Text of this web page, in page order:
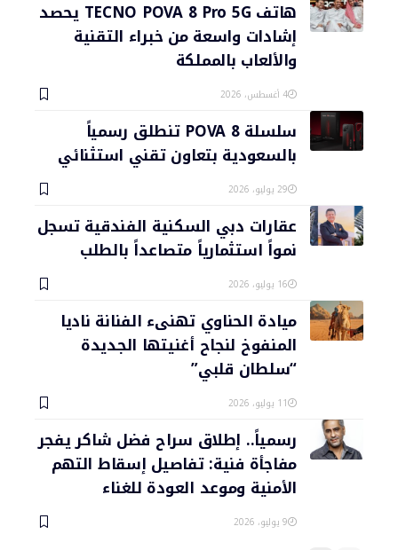
هاتف TECNO POVA 8 Pro 5G يحصد
إشادات واسعة من خبراء التقنية
والألعاب بالمملكة
4 أغسطس، 2026
سلسلة POVA 8 تنطلق رسمياً
بالسعودية بتعاون تقني استثنائي
29 يوليو، 2026
عقارات دبي السكنية الفندقية تسجل
نمواً استثمارياً متصاعداً بالطلب
16 يوليو، 2026
ميادة الحناوي تهنىء الفنانة ناديا
المنفوخ لنجاح أغنيتها الجديدة
“سلطان قلبي”
11 يوليو، 2026
رسمياً.. إطلاق سراح فضل شاكر يفجر
مفاجأة فنية: تفاصيل إسقاط التهم
الأمنية وموعد العودة للغناء
9 يوليو، 2026